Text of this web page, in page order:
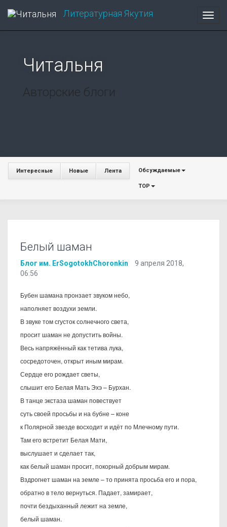
Литературная Якутия
Читальня
Авторские блоги
Интересные Новые Лента Обсуждаемые
TOP
Белый шаман
Блог им. ErSogotokhChoronkin
9 апреля 2018,
06:56
Бубен шамана пронзает звуком небо,
наполняет воздухи земли.
В звуке том сгусток солнечного света,
просит шаман не допустить войны.
Весь напряжённый как тетива лука,
сосредоточен, открыт иным мирам.
Сердце его рождает светы,
слышит его Белая Мать Эхэ – Бурхан.
В танце экстаза шаман повествует
суть своей просьбы и на бубне – коне
к Полярной звезде восходит и идёт по Млечному пути.
Там его встретит Белая Мати,
выслушает и сделает так,
как белый шаман просит, покорный добрым мирам.
Вздрогнет шаман на земле – то принята просьба его и пора,
обратно в тело вернуться. Падает, замирает,
почти бездыханный лежит на земле,
белый шаман.